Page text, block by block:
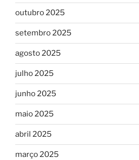
outubro 2025
setembro 2025
agosto 2025
julho 2025
junho 2025
maio 2025
abril 2025
março 2025